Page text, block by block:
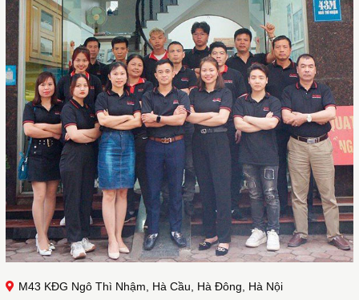
M43 KĐG Ngô Thì Nhậm, Hà Cầu, Hà Đông, Hà Nội